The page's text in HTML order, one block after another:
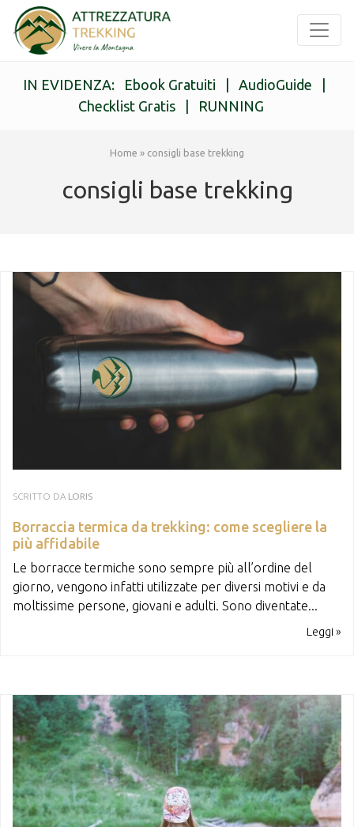
IN EVIDENZA: Ebook Gratuiti AudioGuide
Checklist Gratis| RUNNING
Home » consigli base trekking
consigli base trekking
SCRITTO DA LORIS
Borraccia termica da trekking: come scegliere la
più affidabile
Le borracce termiche sono sempre più all’ordine del
giorno, vengono infatti utilizzate per diversi motivi e da
moltissime persone, giovani e adulti. Sono diventate...
Leggi »